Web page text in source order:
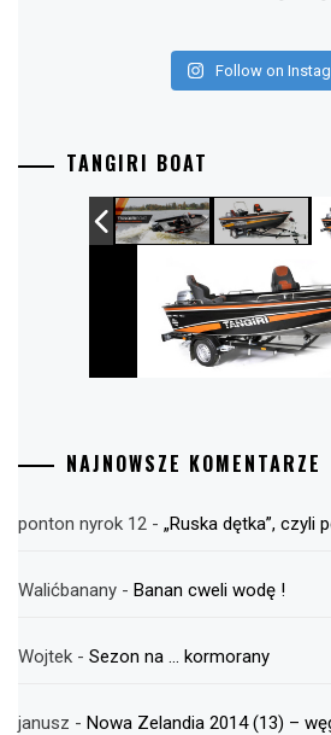
Follow on
TANGIRI BOAT
NAJNOWSZE KOMENTARZE
ponton nyrok 12 - „Ruska dętka”, czyli
Walićbanany - Banan cweli wodę !
Wojtek - Sezon na … kormorany
janusz - Nowa Zelandia 2014 (13) –